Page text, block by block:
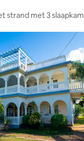
strand met 3